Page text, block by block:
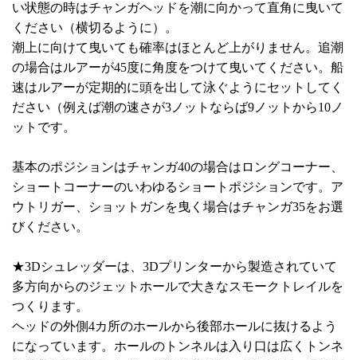
い状態の時はチャンガヘッドを潮に向かって直角に曳いて
ください（横切るように）。
潮上に向けて曳いても確率はほとんど上がりません。追潮
の場合はルアーが45度に角度をつけて曳いてください。船
速はルアーが定期的に頭を出して泳ぐようにセットしてく
ださい（例えば潮の速さが3ノットならば9ノットから10ノ
ットです。
基本のポジションはチャンガ40の場合はロングコーナー、
ショートコーナーのいわゆるショートポジションです。ア
ウトリガー、ショットガンを曳く場合はチャンガ35をお選
びください。
★3Dシュレッダーは、3Dプリンターから製造されていて
多方向からのジェットホールで大きなスモークトレイルを
つくります。
ヘッドの外側4カ所のホールから後部ホールに抜けるよう
になっています。ホールのトンネルは入り口は広くトンネ